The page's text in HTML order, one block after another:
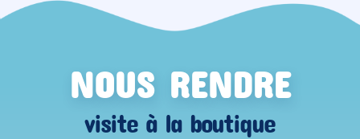
NOUS RENDRE
visite à la boutique